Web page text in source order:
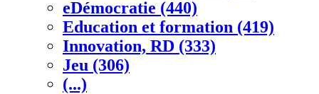
eDémocratie (440)
Education et formation (419)
Innovation, RD (333)
Jeu (306)
(...)